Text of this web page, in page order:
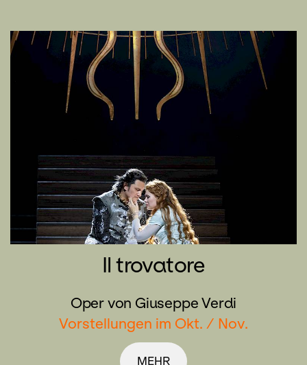
Il trovatore
Oper von Giuseppe Verdi
Vorstellungen im Okt. / Nov.
MEHR